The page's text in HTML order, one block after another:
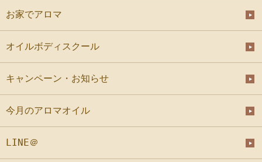
お家でアロマ
オイルボディスクール
キャンペーン・お知らせ
今月のアロマオイル
LINE＠